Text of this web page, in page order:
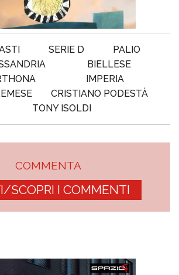
SERIE D
PALIO
BIELLESE
IMPERIA
CRISTIANO PODESTÀ
TONY ISOLDI
COMMENTA
SCOPRI I COMMENTI